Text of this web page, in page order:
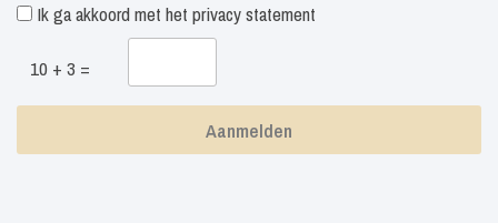
Ik ga akkoord met het privacy statement
10 + 3 =